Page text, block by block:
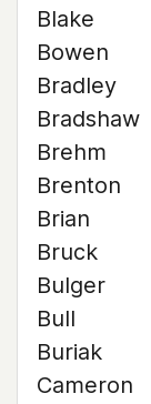
Blake
Bowen
Bradley
Bradshaw
Brehm
Brenton
Brian
Bruck
Bulger
Bull
Buriak
Cameron